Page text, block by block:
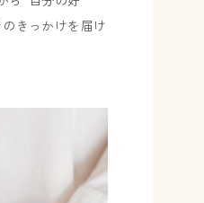
きっかけを届け